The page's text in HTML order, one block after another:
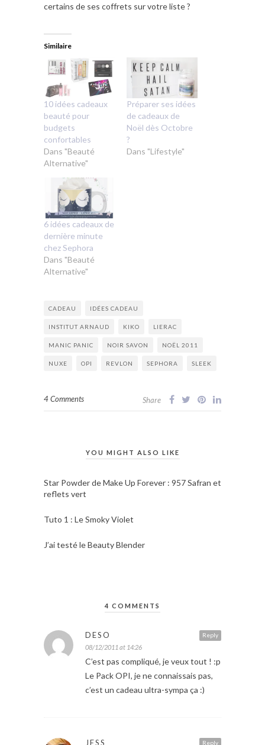
certains de ses coffrets sur votre liste ?
Similaire
10 idées cadeaux
beauté pour
budgets
confortables
Dans "Beauté
Alternative"
Préparer ses idées
de cadeaux de
Noël dès Octobre
?
Dans "Lifestyle"
6 idées cadeaux de
dernière minute
chez Sephora
Dans "Beauté
Alternative"
CADEAU IDÉES CADEAU
INSTITUT ARNAUD KIKO LIERAC
MANIC PANIC NOIR SAVON NOËL 2011
NUXE OPI REVLON SEPHORA SLEEK
4 Comments Share
YOU MIGHT ALSO LIKE
Star Powder de Make Up Forever : 957 Safran et
reflets vert
Tuto 1 : Le Smoky Violet
J’ai testé le Beauty Blender
4 COMMENTS
Reply
DESO
08/12/2011 at 14:26
C’est pas compliqué, je veux tout ! :p
Le Pack OPI, je ne connaissais pas,
c’est un cadeau ultra-sympa ça :)
Reply
JESS